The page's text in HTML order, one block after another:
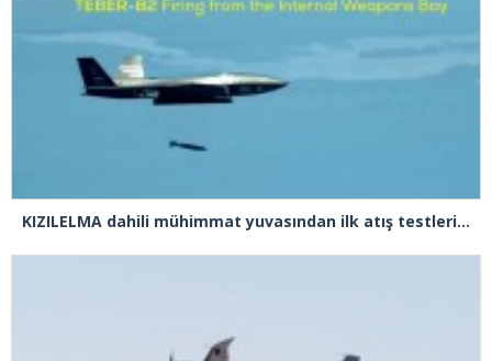
KIZILELMA dahili mühimmat yuvasından ilk atış testlerini başarıyla tamamladı